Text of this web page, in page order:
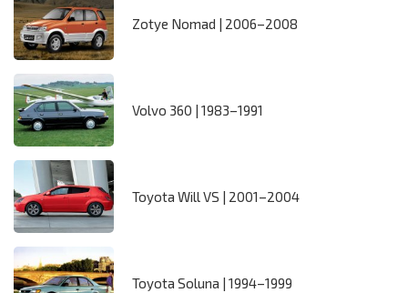
Zotye Nomad | 2006–2008
Volvo 360 | 1983–1991
Toyota Will VS | 2001–2004
Toyota Soluna | 1994–1999